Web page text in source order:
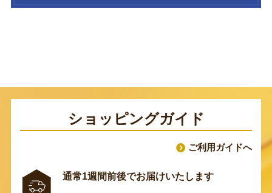
ショッピングガイド
ご利用ガイドへ
通常1週間前後でお届けいたします